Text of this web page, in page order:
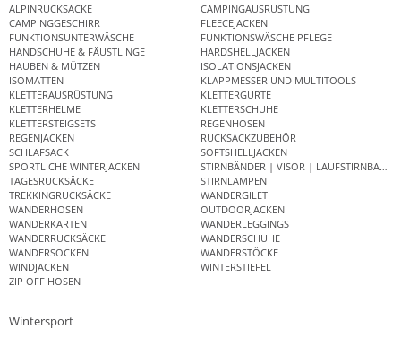
ALPINRUCKSÄCKE
CAMPINGAUSRÜSTUNG
CAMPINGGESCHIRR
FLEECEJACKEN
FUNKTIONSUNTERWÄSCHE
FUNKTIONSWÄSCHE PFLEGE
HANDSCHUHE & FÄUSTLINGE
HARDSHELLJACKEN
HAUBEN & MÜTZEN
ISOLATIONSJACKEN
ISOMATTEN
KLAPPMESSER UND MULTITOOLS
KLETTERAUSRÜSTUNG
KLETTERGURTE
KLETTERHELME
KLETTERSCHUHE
KLETTERSTEIGSETS
REGENHOSEN
REGENJACKEN
RUCKSACKZUBEHÖR
SCHLAFSACK
SOFTSHELLJACKEN
SPORTLICHE WINTERJACKEN
STIRNBÄNDER | VISOR | LAUFSTIRNBAND
TAGESRUCKSÄCKE
STIRNLAMPEN
TREKKINGRUCKSÄCKE
WANDERGILET
WANDERHOSEN
OUTDOORJACKEN
WANDERKARTEN
WANDERLEGGINGS
WANDERRUCKSÄCKE
WANDERSCHUHE
WANDERSOCKEN
WANDERSTÖCKE
WINDJACKEN
WINTERSTIEFEL
ZIP OFF HOSEN
Wintersport